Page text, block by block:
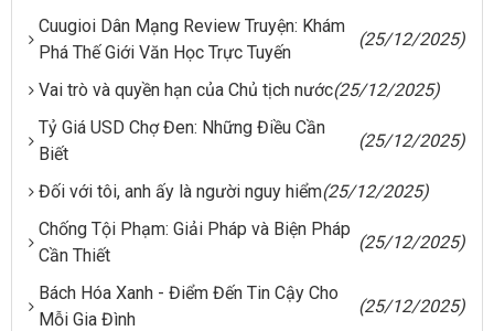
Cuugioi Dân Mạng Review Truyện: Khám
Phá Thế Giới Văn Học Trực Tuyến
(25/12/2025)
Vai trò và quyền hạn của Chủ tịch nước(25/12/2025)
Tỷ Giá USD Chợ Đen: Những Điều Cần
Biết
(25/12/2025)
Đối với tôi, anh ấy là người nguy hiểm(25/12/2025)
Chống Tội Phạm: Giải Pháp và Biện Pháp
Cần Thiết
(25/12/2025)
Bách Hóa Xanh - Điểm Đến Tin Cậy Cho
Mỗi Gia Đình
(25/12/2025)